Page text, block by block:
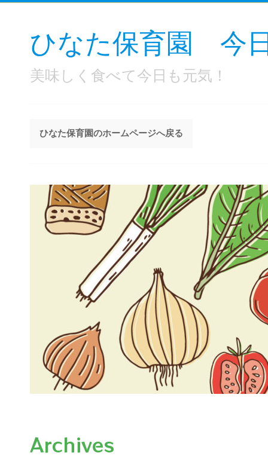
ひなた保育園 今
美味しく食べて今日も元気！
ひなた保育園のホームページへ戻る
Archives